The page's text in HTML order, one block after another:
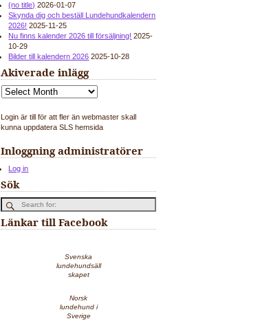
(no title) 2026-01-07
Skynda dig och beställ Lundehundkalendern
2026! 2025-11-25
Nu finns kalender 2026 till försäljning! 2025-
10-29
Bilder till kalendern 2026 2025-10-28
Akiverade inlägg
Login är till för att fler än webmaster skall
kunna uppdatera SLS hemsida
Inloggning administratörer
Log in
Sök
Länkar till Facebook
Svenska
lundehundsäll
skapet
Norsk
lundehund i
Sverige